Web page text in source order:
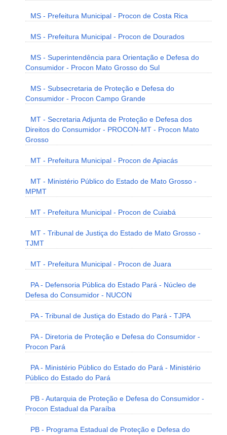
MS - Prefeitura Municipal - Procon de Costa Rica
MS - Prefeitura Municipal - Procon de Dourados
MS - Superintendência para Orientação e Defesa do
Consumidor - Procon Mato Grosso do Sul
MS - Subsecretaria de Proteção e Defesa do
Consumidor - Procon Campo Grande
MT - Secretaria Adjunta de Proteção e Defesa dos
Direitos do Consumidor - PROCON-MT - Procon Mato
Grosso
MT - Prefeitura Municipal - Procon de Apiacás
MT - Ministério Público do Estado de Mato Grosso -
MPMT
MT - Prefeitura Municipal - Procon de Cuiabá
MT - Tribunal de Justiça do Estado de Mato Grosso -
TJMT
MT - Prefeitura Municipal - Procon de Juara
PA - Defensoria Pública do Estado Pará - Núcleo de
Defesa do Consumidor - NUCON
PA - Tribunal de Justiça do Estado do Pará - TJPA
PA - Diretoria de Proteção e Defesa do Consumidor -
Procon Pará
PA - Ministério Público do Estado do Pará - Ministério
Público do Estado do Pará
PB - Autarquia de Proteção e Defesa do Consumidor -
Procon Estadual da Paraíba
PB - Programa Estadual de Proteção e Defesa do